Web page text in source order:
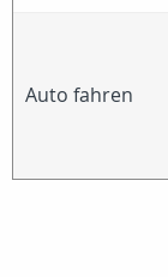
Auto fahren